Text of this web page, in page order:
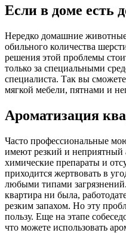
Если в доме есть
Нередко домашние
обильного количества
решения этой проблемы
только за специальными
специалиста. Так вы
мягкой мебели, пятнами и
Ароматизация
Часто профессиональные
имеют резкий и
химические препараты и
приходится жертвовать в
любыми типами
квартира ни была,
резким запахом. Но эту
пользу. Еще на этапе
что можете использовать